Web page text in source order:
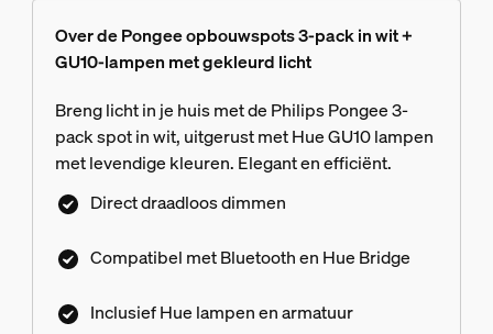
Over de Pongee opbouwspots 3-pack in wit +
GU10-lampen met gekleurd licht
Breng licht in je huis met de Philips Pongee 3-
pack spot in wit, uitgerust met Hue GU10 lampen
met levendige kleuren. Elegant en efficiënt.
Direct draadloos dimmen
Compatibel met Bluetooth en Hue Bridge
Inclusief Hue lampen en armatuur